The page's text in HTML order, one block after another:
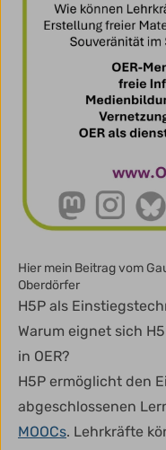
Hier mein Beitrag vom
Oberdörfer
H5P als
Warum eignet sich
in OER?
H5P ermöglicht den
abgeschlossenen
MOOCs. Lehrkräfte